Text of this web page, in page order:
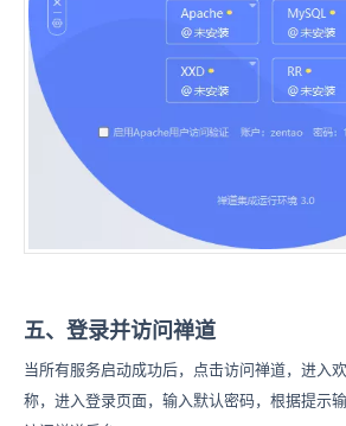
五、登录并访问禅道
当所有服务启动成功后，点击访问禅道，进入
称，进入登录页面，输入默认密码，根据提示